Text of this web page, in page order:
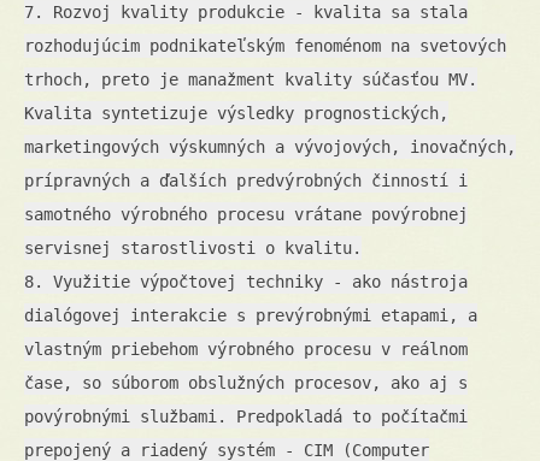
7. Rozvoj kvality produkcie - kvalita sa stala
rozhodujúcim podnikateľským fenoménom na svetových
trhoch, preto je manažment kvality súčasťou MV.
Kvalita syntetizuje výsledky prognostických,
marketingových výskumných a vývojových, inovačných,
prípravných a ďalších predvýrobných činností i
samotného výrobného procesu vrátane povýrobnej
servisnej starostlivosti o kvalitu.
8. Využitie výpočtovej techniky - ako nástroja
dialógovej interakcie s prevýrobnými etapami, a
vlastným priebehom výrobného procesu v reálnom
čase, so súborom obslužných procesov, ako aj s
povýrobnými službami. Predpokladá to počítačmi
prepojený a riadený systém - CIM (Computer